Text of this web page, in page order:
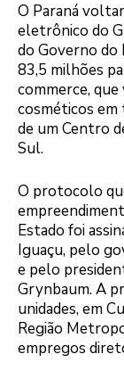
O Paraná
eletrônico do
do Governo do
83,5 milhões
commerce,
cosméticos
de um Centro
Sul.
O protocolo
Estado foi
Iguaçu, pelo
e pelo
Grynbaum. A
unidades, em
Região
empregos